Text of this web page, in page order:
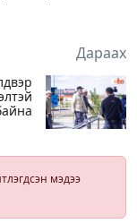
Дараах
мэдээ